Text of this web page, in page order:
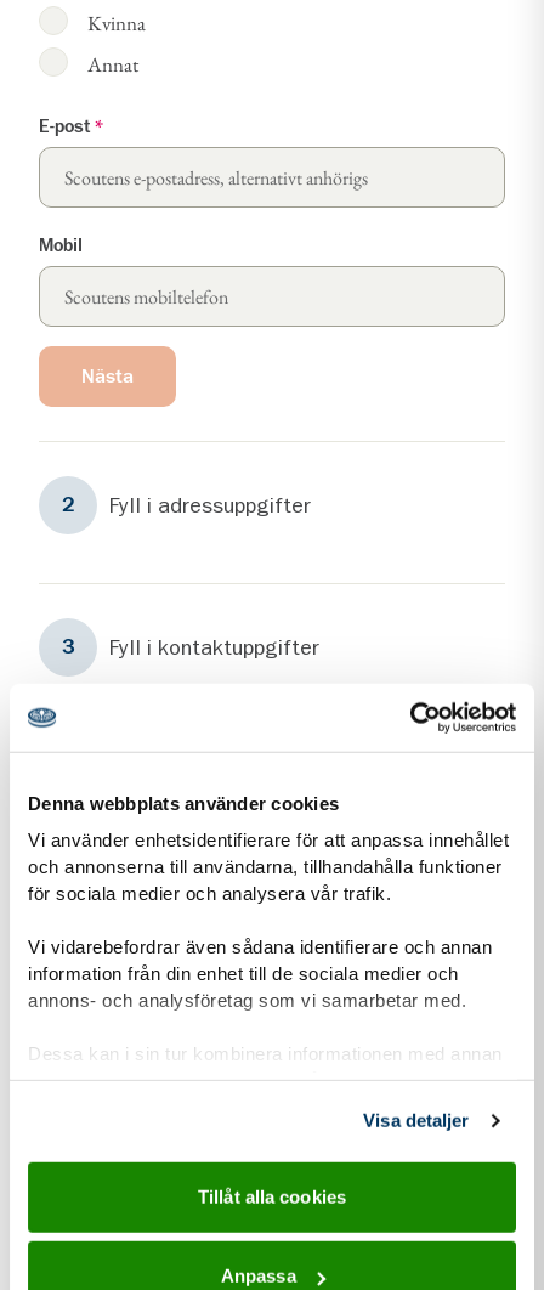
Denna webbplats använder cookies
Vi använder enhetsidentifierare för att anpassa innehållet
och annonserna till användarna, tillhandahålla funktioner
för sociala medier och analysera vår trafik.
Vi vidarebefordrar även sådana identifierare och annan
information från din enhet till de sociala medier och
annons- och analysföretag som vi samarbetar med.
Dessa kan i sin tur kombinera informationen med annan
information som du har tillhandahållit eller som de har
Visa detaljer
Tillåt alla cookies
Anpassa
Kvinna
Annat
E-post *
Mobil
Nästa
2 Steg2
Fyll i adressuppgifter
3 Steg3
Fyll i kontaktuppgifter
Vi vill att du ska känna dig trygg när du kontaktar oss.
Därför vill vi berätta om vår hantering av
personuppgifter och om dataskyddsförordningen
Läs mer om vår personuppgiftshantering
adress för Equmenia Falköping